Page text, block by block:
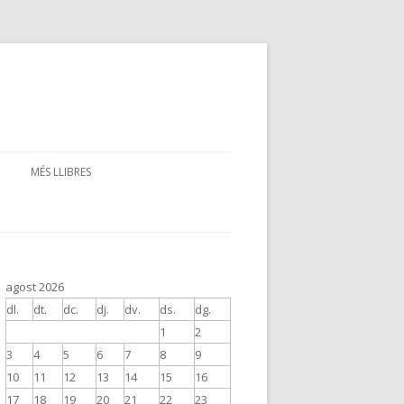
MÉS LLIBRES
agost 2026
dl.
dt. dc. dj. dv. ds. dg.
1
2
3
4 5 6 7 8
9
10
11 12 13 14 15
16
17
18 19 20 21 22
23